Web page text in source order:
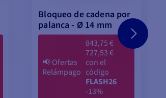
Bloqueo de cadena por
palanca - Ø 14 mm
📢Ofertas
Relámpago
843,75 €
727,53 €
con el
código
FLASH26
-13%